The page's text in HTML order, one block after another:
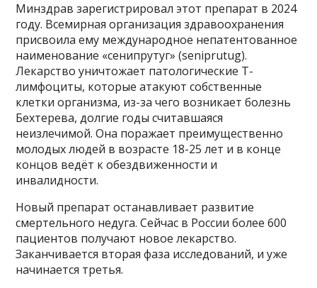
Минздрав зарегистрировал этот препарат в 2024
году. Всемирная организация здравоохранения
присвоила ему международное непатентованное
наименование «сенипрутуг» (seniprutug).
Лекарство уничтожает патологические Т-
лимфоциты, которые атакуют собственные
клетки организма, из-за чего возникает болезнь
Бехтерева, долгие годы считавшаяся
неизлечимой. Она поражает преимущественно
молодых людей в возрасте 18-25 лет и в конце
концов ведёт к обездвиженности и
инвалидности.
Новый препарат останавливает развитие
смертельного недуга. Сейчас в России более 600
пациентов получают новое лекарство.
Заканчивается вторая фаза исследований, и уже
начинается третья.